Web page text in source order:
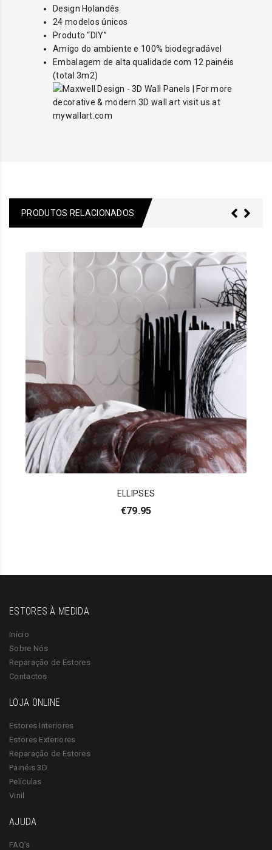
Design Holandês
24 modelos únicos
Produto “DIY”
Amigo do ambiente e 100% biodegradável
Embalagem de alta qualidade com 12 painéis
(total 3m2)
PRODUTOS RELACIONADOS
ELLIPSES
€79.95
ESTORES À MEDIDA
Início
Sobre Nós
Reparação de Estores
Contactos
LOJA ONLINE
Estores Interiores
Estores Exteriores
Reparação de Estores
Painéis 3D
Películas
Vinil
AJUDA
FAQ’s